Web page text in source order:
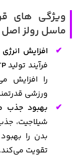
ماسل رولز اصل
افزایش
فرآیند تولید
را افزایش
ورزشی
بهبود جذب
شیلاجیت،
بدن را
تقویت می‌کند.